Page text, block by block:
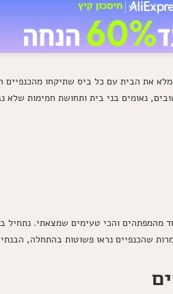
את הבית עם כל ביס שתיקחו מהכנפיים
נאומים בני בית ותחושת חמימות שלא
מהמפתהים והכי טעימים שמצאתי.
שהכנפיים נראו פשוטות בהתחלה,